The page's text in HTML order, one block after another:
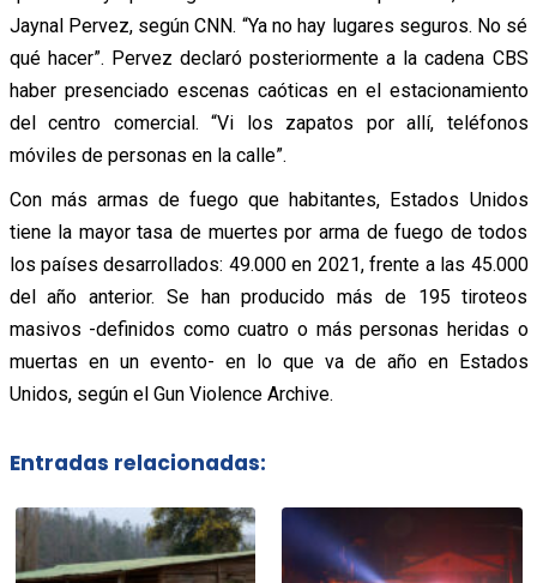
Jaynal Pervez, según CNN. “Ya no hay lugares seguros. No sé
qué hacer”. Pervez declaró posteriormente a la cadena CBS
haber presenciado escenas caóticas en el estacionamiento
del centro comercial. “Vi los zapatos por allí, teléfonos
móviles de personas en la calle”.
Con más armas de fuego que habitantes, Estados Unidos
tiene la mayor tasa de muertes por arma de fuego de todos
los países desarrollados: 49.000 en 2021, frente a las 45.000
del año anterior. Se han producido más de 195 tiroteos
masivos -definidos como cuatro o más personas heridas o
muertas en un evento- en lo que va de año en Estados
Unidos, según el Gun Violence Archive.
Entradas relacionadas: